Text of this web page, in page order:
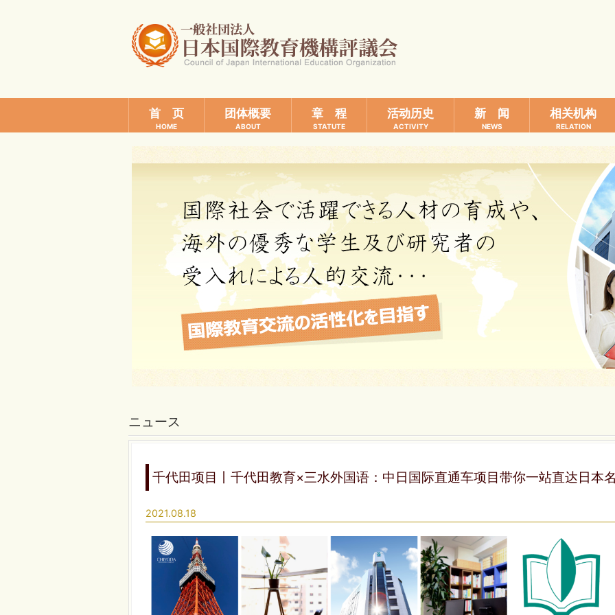
首 页
HOME
团体概要
ABOUT
章 程
STATUTE
活动历史
ACTIVITY
新 闻
NEWS
相关机构
RELATION
ニュース
千代田项目丨千代田教育×三水外国语：中日国际直通车项目带你一站直达日本
2021.08.18